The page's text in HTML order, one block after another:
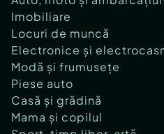
Imobiliare
Locuri de muncă
Electronice și
Modă și frumusețe
Piese auto
Casă și grădină
Mama și copilul